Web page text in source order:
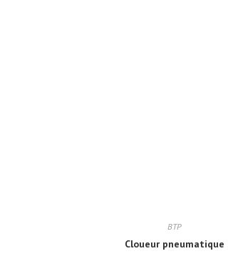
BTP
Cloueur pneumatique